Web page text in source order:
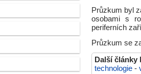
Průzkum byl
osobami s
periferních
Průzkum se
Další články
technologie -